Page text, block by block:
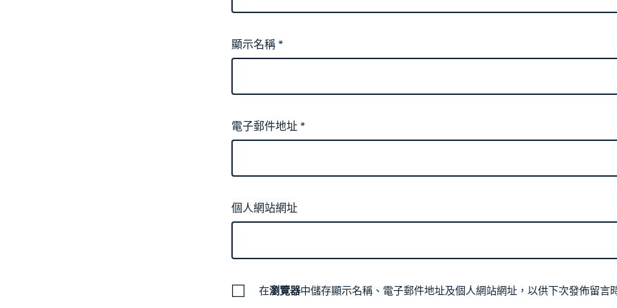
顯示名稱*
電子郵件地址*
個人網站網址
在瀏覽器中儲存顯示名稱、電子郵件地址及個人網站網址，以供下次發佈留言